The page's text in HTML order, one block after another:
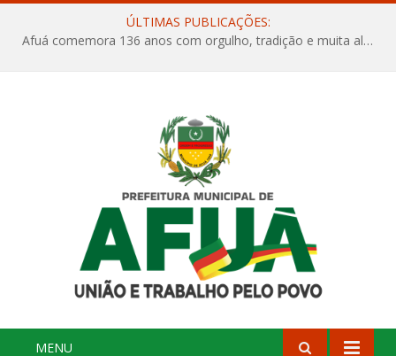
ÚLTIMAS PUBLICAÇÕES:
Afuá comemora 136 anos com orgulho, tradição e muita alegria na Quadra Dr. Nelson Salomão
MENU